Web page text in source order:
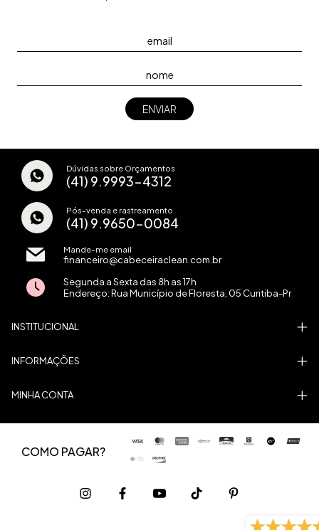
Dúvidas sobre Orçamentos
(41) 9.9993-4312
Pós-venda e rastreamento
(41) 9.9650-0084
Mande-me email
financeiro@cabeceiraclean.com.br
Segunda a Sexta das 8h as 17h
Endereço: Rua Município de Floresta, 05 Curitiba-Pr
INSTITUCIONAL
INFORMAÇÕES
MINHA CONTA
COMO PAGAR?